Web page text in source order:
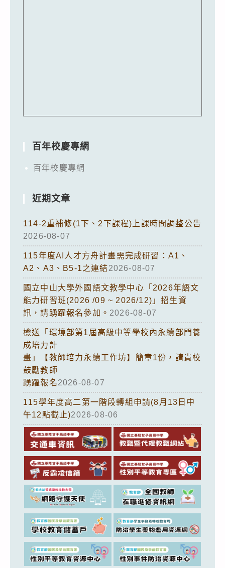
百年校慶專網
百年校慶專網
近期文章
114-2重補修(1下、2下課程)上課時間調整公告
2026-08-07
115年度AI人才方舟計畫需完成研習：A1、
A2、A3、B5-1之連結2026-08-07
國立中山大學外國語文教學中心「2026年語文
能力研習班(2026 /09 ~ 2026/12)」招生資
訊，請踴躍報名參加。 2026-08-07
檢送「環境部第1屆高級中等學校內永續部門養
成培力計
畫」【教師培力永續工作坊】簡章1份，請貴校
鼓勵教師
踴躍報名2026-08-07
115學年度高二第一階段轉組申請(8月13日中
午12點截止)2026-08-06